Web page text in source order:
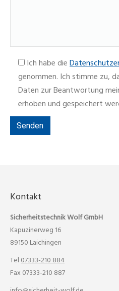
Ich habe die
genommen. Ich stimme zu,
Daten zur Beantwortung
erhoben und gespeichert
Kontakt
Sicherheitstechnik Wolf GmbH
Kapuzinerweg 16
89150 Laichingen
Tel07333-210 884
Fax 07333-210 887